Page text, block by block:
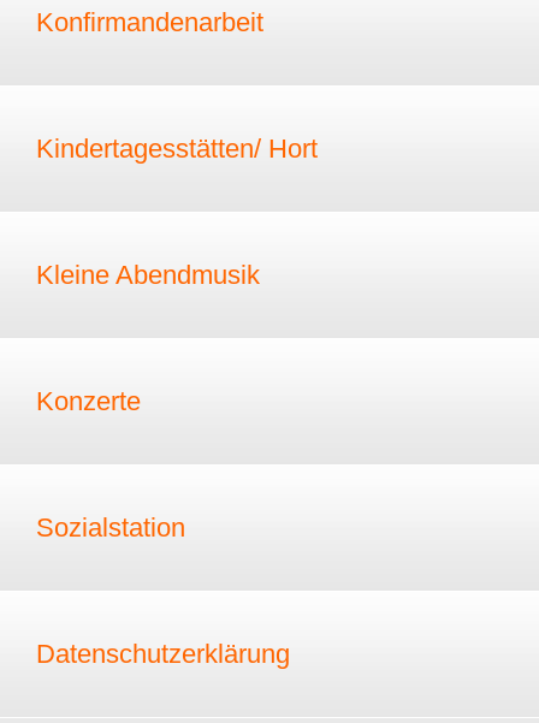
Konfirmandenarbeit
Kindertagesstätten/ Hort
Kleine Abendmusik
Konzerte
Sozialstation
Datenschutzerklärung